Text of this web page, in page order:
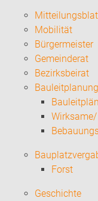
Mobilität
Bürgermeister
Gemeinderat
Bezirksbeirat
Bauleitplanung
Forst
Geschichte